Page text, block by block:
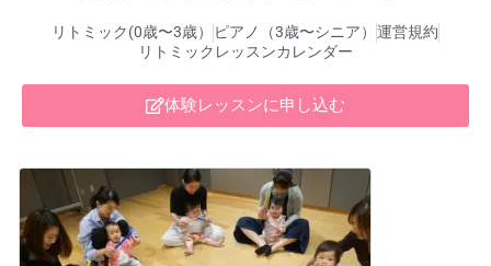
リトミック(0歳〜3歳） ピアノ（3歳〜シニア） 運営規約
リトミックレッスンカレンダー
体験レッスンに申し込む